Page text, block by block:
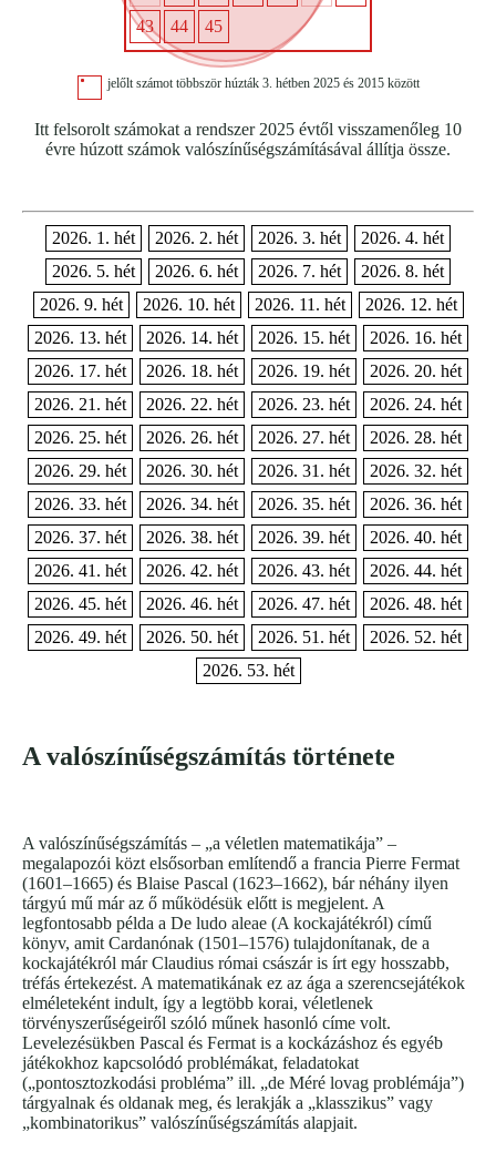
43
44 45
jelőlt számot többször húzták 3. hétben 2025 és 2015 között
Itt felsorolt számokat a rendszer 2025 évtől visszamenőleg 10
évre húzott számok valószínűségszámításával állítja össze.
2026. 1. hét 2026. 2. hét 2026. 3. hét
2026. 4. hét
2026. 5. hét
2026. 6. hét 2026. 7. hét
2026. 8. hét
2026. 9. hét
2026. 10. hét 2026. 11. hét
2026. 12. hét
2026. 13. hét
2026. 14. hét 2026. 15. hét
2026. 16. hét
2026. 17. hét
2026. 18. hét 2026. 19. hét
2026. 20. hét
2026. 21. hét
2026. 22. hét 2026. 23. hét
2026. 24. hét
2026. 25. hét
2026. 26. hét 2026. 27. hét
2026. 28. hét
2026. 29. hét
2026. 30. hét 2026. 31. hét
2026. 32. hét
2026. 33. hét
2026. 34. hét 2026. 35. hét
2026. 36. hét
2026. 37. hét
2026. 38. hét 2026. 39. hét
2026. 40. hét
2026. 41. hét
2026. 42. hét 2026. 43. hét
2026. 44. hét
2026. 45. hét
2026. 46. hét 2026. 47. hét
2026. 48. hét
2026. 49. hét
2026. 50. hét 2026. 51. hét
2026. 52. hét
2026. 53. hét
A valószínűségszámítás története
A valószínűségszámítás – „a véletlen matematikája” –
megalapozói közt elsősorban említendő a francia Pierre Fermat
(1601–1665) és Blaise Pascal (1623–1662), bár néhány ilyen
tárgyú mű már az ő működésük előtt is megjelent. A
legfontosabb példa a De ludo aleae (A kockajátékról) című
könyv, amit Cardanónak (1501–1576) tulajdonítanak, de a
kockajátékról már Claudius római császár is írt egy hosszabb,
tréfás értekezést. A matematikának ez az ága a szerencsejátékok
elméleteként indult, így a legtöbb korai, véletlenek
törvényszerűségeiről szóló műnek hasonló címe volt.
Levelezésükben Pascal és Fermat is a kockázáshoz és egyéb
játékokhoz kapcsolódó problémákat, feladatokat
(„pontosztozkodási probléma” ill. „de Méré lovag problémája”)
tárgyalnak és oldanak meg, és lerakják a „klasszikus” vagy
„kombinatorikus” valószínűségszámítás alapjait.